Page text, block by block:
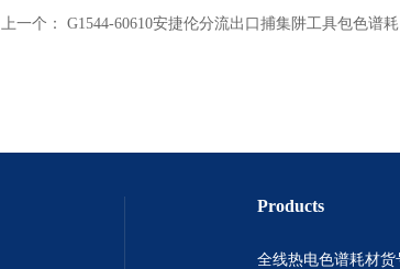
上一个： G1544-60610安捷伦分流出口捕集阱工具包色谱耗材代理
Products